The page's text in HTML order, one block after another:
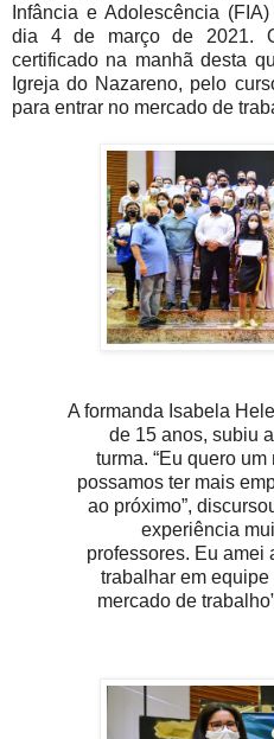
Infância e Adolescência
dia 4 de março de 2021.
certificado na manhã desta
Igreja do Nazareno, pelo
para entrar no mercado de
A formanda Isabela
de 15 anos, subiu
turma. “Eu quero
possamos ter mais
ao próximo”,
experiência
professores. Eu amei
trabalhar em
mercado de